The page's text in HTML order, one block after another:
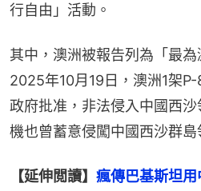
行自由」活動。
其中，澳洲被報告列為「最為
2025年10月19日，澳洲1架
政府批准，非法侵入中國西
機也曾蓄意侵闖中國西沙群島
【延伸閲讀】 瘋傳巴基斯坦